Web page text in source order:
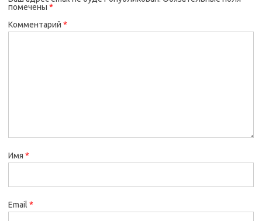
помечены *
Комментарий *
Имя *
Email *